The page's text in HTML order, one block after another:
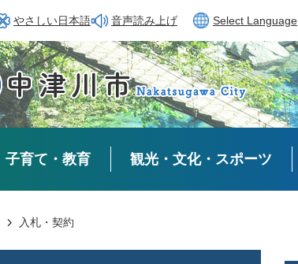
やさしい日本語 音声読み上げ Select Language
子育て・教育 観光・文化・スポーツ
入札・契約